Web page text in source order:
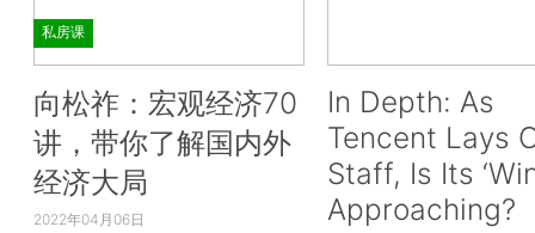
私房课
向松祚：宏观经济70
讲，带你了解国内外
经济大局
2022年04月06日
In Depth: As
Tencent Lays
Staff, Is Its
Approaching?